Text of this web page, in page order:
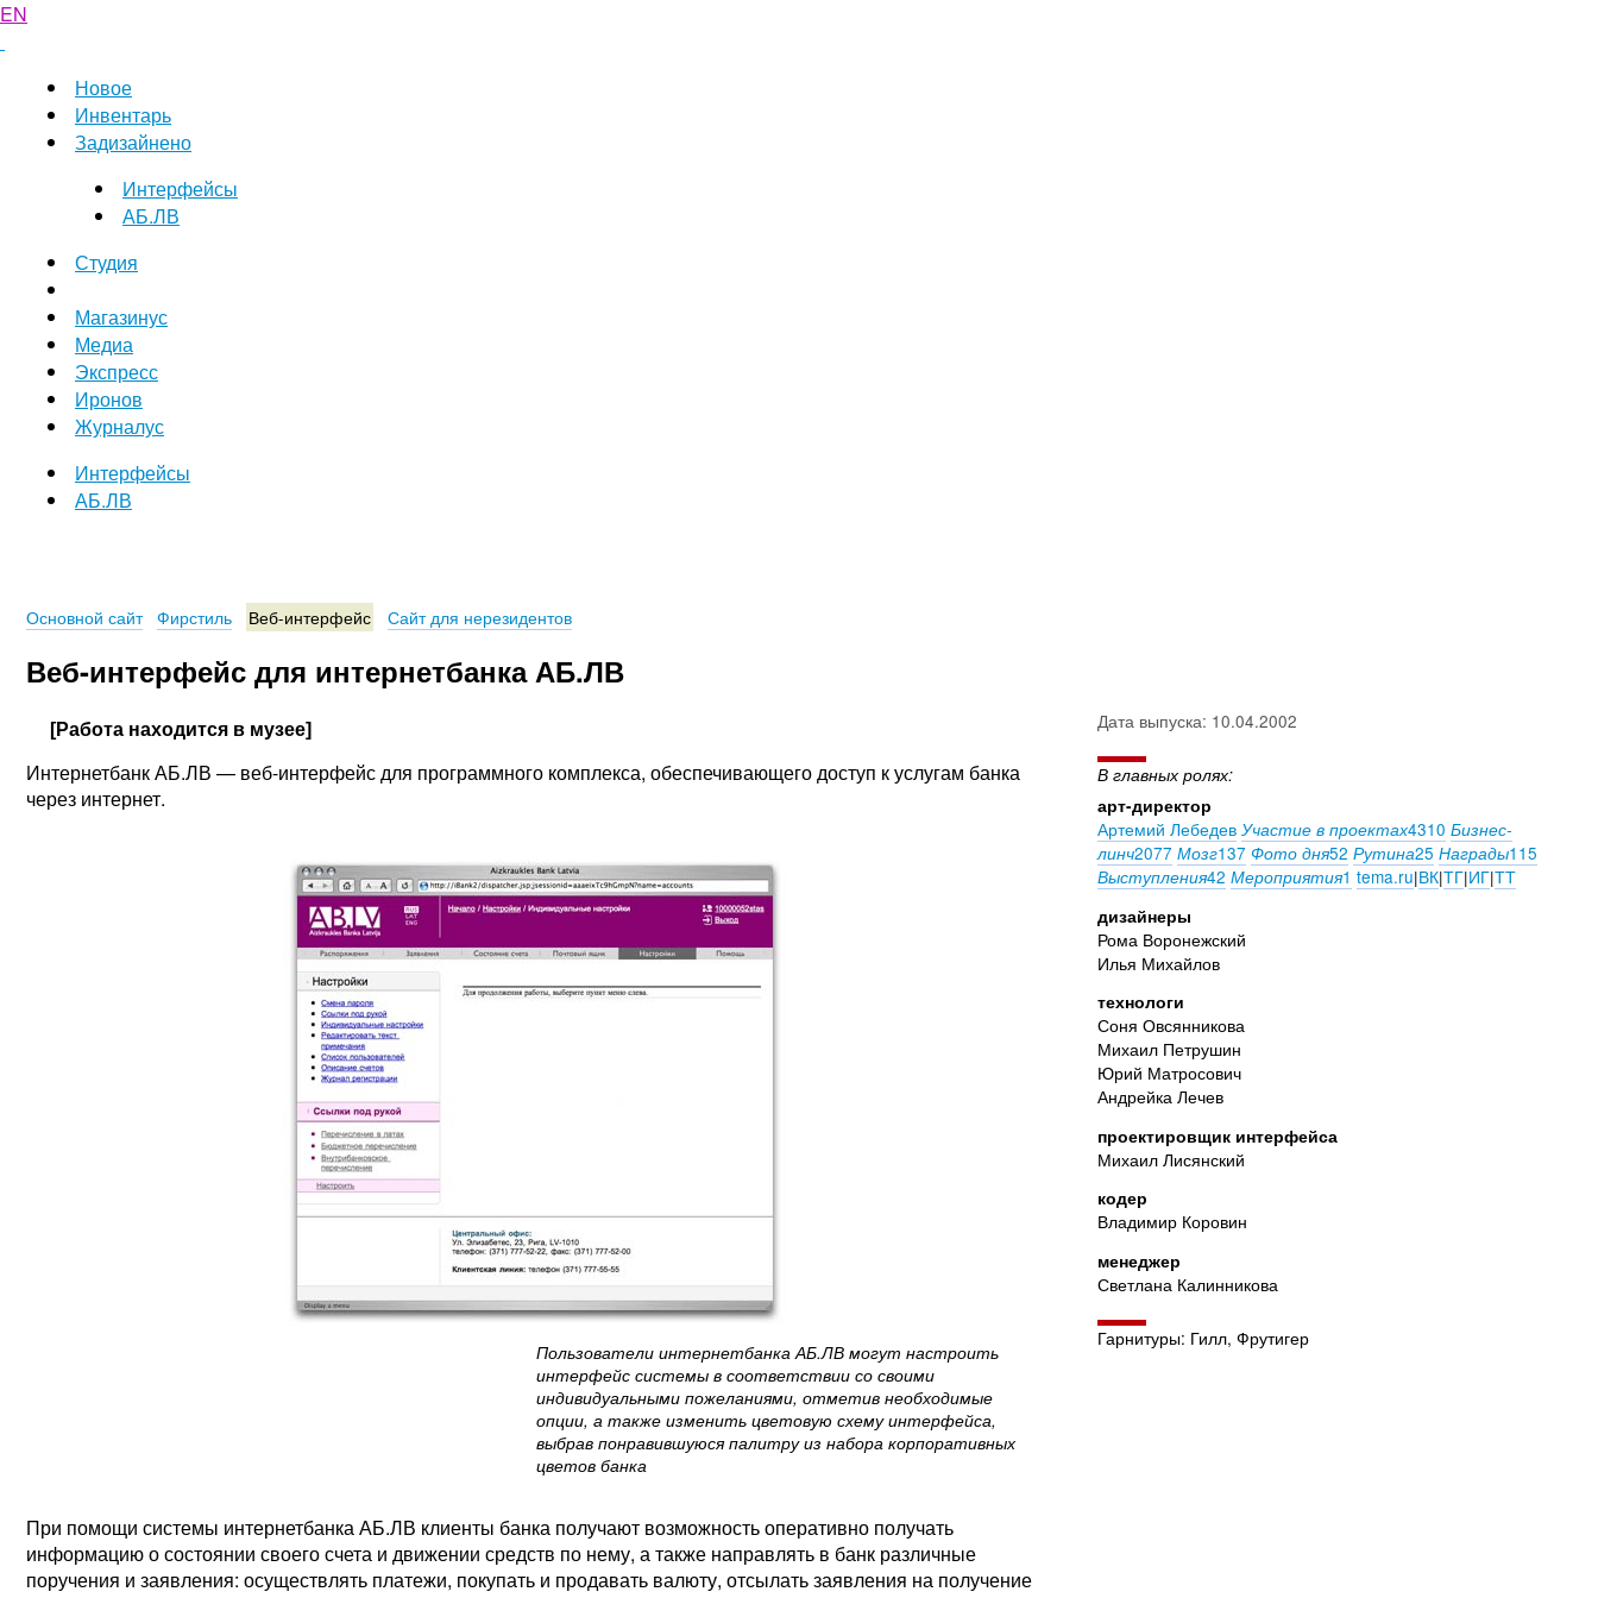
EN
Новое
Инвентарь
Задизайнено
Интерфейсы
АБ.ЛВ
Студия
Магазинус
Медиа
Экспресс
Иронов
Журналус
Интерфейсы
АБ.ЛВ
Основной сайт Фирстиль Веб-интерфейс Сайт для нерезидентов
Веб-интерфейс для интернетбанка АБ.ЛВ
[Работа находится в музее]
Интернетбанк АБ.ЛВ — веб-интерфейс для программного комплекса, обеспечивающего доступ к услугам банка
через интернет.
Пользователи интернетбанка АБ.ЛВ могут настроить
интерфейс системы в соответствии со своими
индивидуальными пожеланиями, отметив необходимые
опции, а также изменить цветовую схему интерфейса,
выбрав понравившуюся палитру из набора корпоративных
цветов банка
При помощи системы интернетбанка АБ.ЛВ клиенты банка получают возможность оперативно получать
информацию о состоянии своего счета и движении средств по нему, а также направлять в банк различные
поручения и заявления: осуществлять платежи, покупать и продавать валюту, отсылать заявления на получение
Дата выпуска: 10.04.2002
В главных ролях:
арт-директор
Артемий Лебедев Участие в проектах4310 Бизнес-
линч2077 Мозг137 Фото дня52 Рутина25 Награды115
Выступления42 Мероприятия1 tema.ru|ВК|ТГ|ИГ|ТТ
дизайнеры
Рома Воронежский
Илья Михайлов
технологи
Соня Овсянникова
Михаил Петрушин
Юрий Матросович
Андрейка Лечев
проектировщик интерфейса
Михаил Лисянский
кодер
Владимир Коровин
менеджер
Светлана Калинникова
Гарнитуры: Гилл, Фрутигер